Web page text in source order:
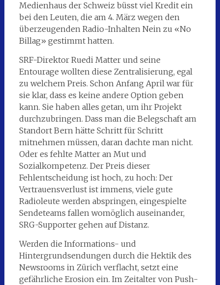
Medienhaus der Schweiz büsst viel Kredit ein
bei den Leuten, die am 4. März wegen den
überzeugenden Radio-Inhalten Nein zu «No
Billag» gestimmt hatten.
SRF-Direktor Ruedi Matter und seine
Entourage wollten diese Zentralisierung, egal
zu welchem Preis. Schon Anfang April war für
sie klar, dass es keine andere Option geben
kann. Sie haben alles getan, um ihr Projekt
durchzubringen. Dass man die Belegschaft am
Standort Bern hätte Schritt für Schritt
mitnehmen müssen, daran dachte man nicht.
Oder es fehlte Matter an Mut und
Sozialkompetenz. Der Preis dieser
Fehlentscheidung ist hoch, zu hoch: Der
Vertrauensverlust ist immens, viele gute
Radioleute werden abspringen, eingespielte
Sendeteams fallen womöglich auseinander,
SRG-Supporter gehen auf Distanz.
Werden die Informations- und
Hintergrundsendungen durch die Hektik des
Newsrooms in Zürich verflacht, setzt eine
gefährliche Erosion ein. Im Zeitalter von Push-